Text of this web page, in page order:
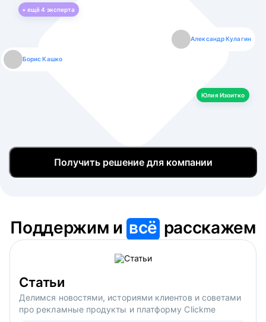
+ ещё4 эксперта
Борис Кашко
Александр Кулагин
Юлия Изоитко
Юлия Изоитко
Даниил Макаров
Александр Кулагин
Екатерина Лазаренко
Даниил Макаров
Борис Кашко
Екатерина Лазаренко
Юлия Изоитко
Получить решение для компании
Поддержим ивсё расскажем
Статьи
Делимся новостями, историями клиентов и советами
про рекламные продукты и платформу Clickme